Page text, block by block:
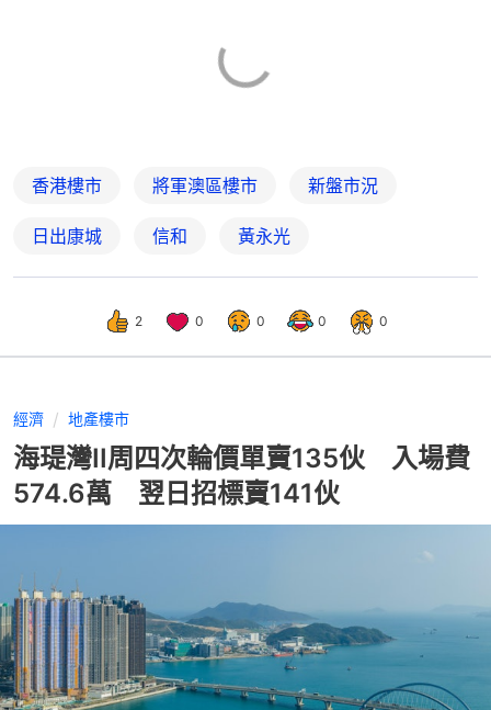
香港樓市 將軍澳區樓市 新盤市況
日出康城 信和 黃永光
2 0 0 0 0
經濟 地產樓市
海瑅灣II周四次輪價單賣135伙 入場費
574.6萬 翌日招標賣141伙